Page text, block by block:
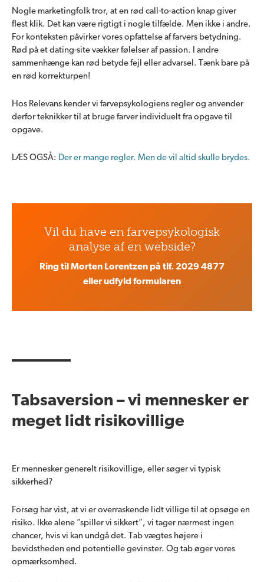
Nogle marketingfolk tror, at en rød call-to-action knap giver
flest klik. Det kan være rigtigt i nogle tilfælde. Men ikke i andre.
For konteksten påvirker vores opfattelse af farvers betydning.
Rød på et dating-site vækker følelser af passion. I andre
sammenhænge kan rød betyde fejl eller advarsel. Tænk bare på
en rød korrekturpen!
Hos Relevans kender vi farvepsykologiens regler og anvender
derfor teknikker til at bruge farver individuelt fra opgave til
opgave.
LÆS OGSÅ: Der er mange regler. Men de vil altid skulle brydes.
Vil du have en farvepsykologisk
analyse af en webside?
Ring til Morten Lorentzen på tlf. 2029 4877
eller udfyld formularen
Tabsaversion – vi mennesker er
meget lidt risikovillige
Er mennesker generelt risikovillige, eller søger vi typisk
sikkerhed?
Forsøg har vist, at vi er overraskende lidt villige til at opsøge en
risiko. Ikke alene ”spiller vi sikkert”, vi tager nærmest ingen
chancer, hvis vi kan undgå det. Tab vægtes højere i
bevidstheden end potentielle gevinster. Og tab øger vores
opmærksomhed.